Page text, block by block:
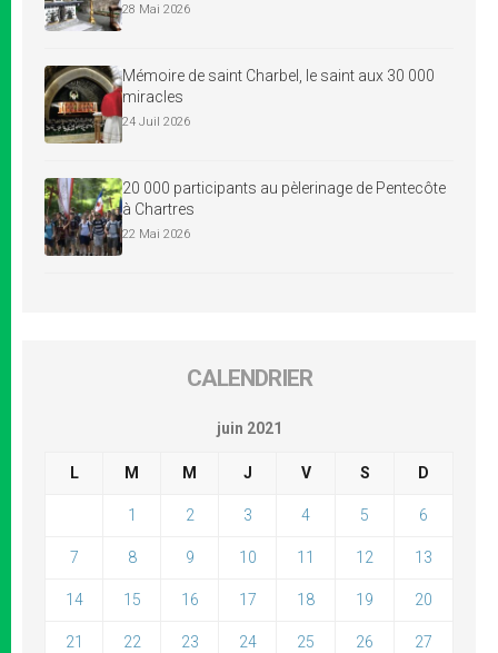
28 Mai 2026
Mémoire de saint Charbel, le saint aux 30 000
miracles
24 Juil 2026
20 000 participants au pèlerinage de Pentecôte
à Chartres
22 Mai 2026
CALENDRIER
juin 2021
L M M J V S D
1 2 3 4 5 6
7 8 9 10 11 12 13
14 15 16 17 18 19 20
21 22 23 24 25 26 27